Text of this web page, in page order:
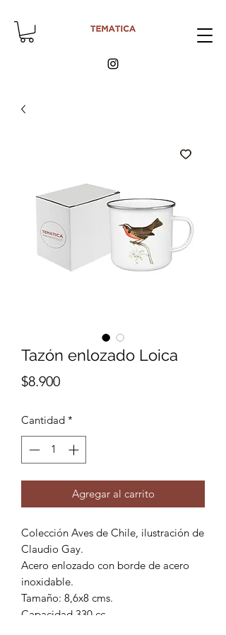
Tazón enlozado Loica
$8.900Precio
Cantidad *
Agregar al carrito
Colección Aves de Chile, ilustración de
Claudio Gay.
Acero enlozado con borde de acero
inoxidable.
Tamaño: 8,6x8 cms.
Capacidad 330 cc.